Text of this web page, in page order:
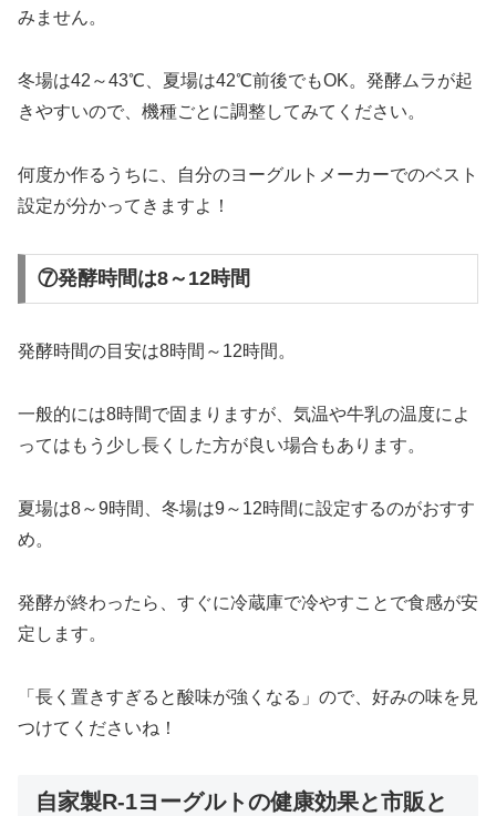
みません。
冬場は42～43℃、夏場は42℃前後でもOK。発酵ムラが起
きやすいので、機種ごとに調整してみてください。
何度か作るうちに、自分のヨーグルトメーカーでのベスト
設定が分かってきますよ！
⑦発酵時間は8～12時間
発酵時間の目安は8時間～12時間。
一般的には8時間で固まりますが、気温や牛乳の温度によ
ってはもう少し長くした方が良い場合もあります。
夏場は8～9時間、冬場は9～12時間に設定するのがおすす
め。
発酵が終わったら、すぐに冷蔵庫で冷やすことで食感が安
定します。
「長く置きすぎると酸味が強くなる」ので、好みの味を見
つけてくださいね！
自家製R-1ヨーグルトの健康効果と市販と